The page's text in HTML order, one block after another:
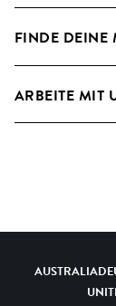
Blog
FINDE DEINE
Kontakt
ARBEITE MIT
A&R - Demo-
AUSTRALIA